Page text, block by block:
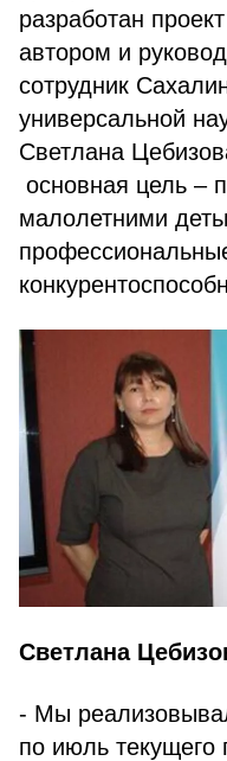
разработан
автором и
сотрудник
универсальной
Светлана
основная цель –
малолетними
Светлана
- Мы
по июль текущего